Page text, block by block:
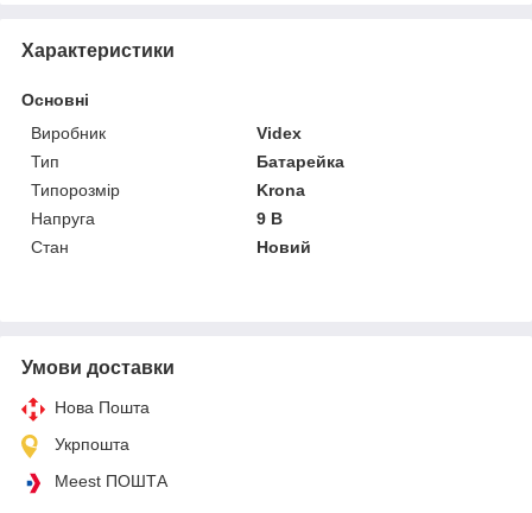
Характеристики
Основні
Виробник
Videx
Тип
Батарейка
Типорозмір
Krona
Напруга
9 В
Стан
Новий
Умови доставки
Нова Пошта
Укрпошта
Meest ПОШТА